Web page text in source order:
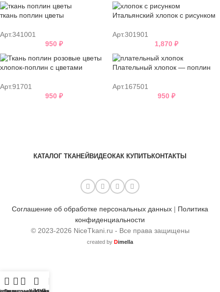
ткань поплин цветы
Арт.341001
950 ₽
Итальянский хлопок с рисунком
Арт.301901
1,870 ₽
хлопок-поплин с цветами
Арт.91701
950 ₽
Плательный хлопок — поплин
Арт.167501
950 ₽
КАТАЛОГ ТКАНЕЙ ВИДЕОКАК КУПИТЬКОНТАКТЫ
Соглашение об обработке персональных данных | Политика
конфиденциальности
© 2023-2026 NiceTkani.ru - Все права защищены
created by Dimella